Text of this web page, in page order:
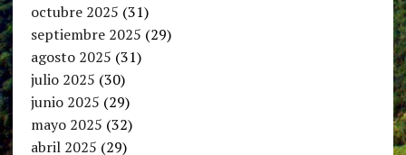
octubre 2025 (31)
septiembre 2025 (29)
agosto 2025 (31)
julio 2025 (30)
junio 2025 (29)
mayo 2025 (32)
abril 2025 (29)